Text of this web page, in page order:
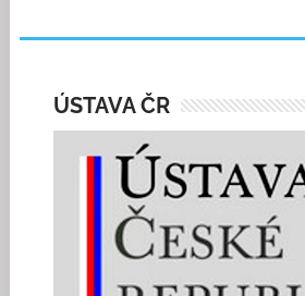
ÚSTAVA ČR